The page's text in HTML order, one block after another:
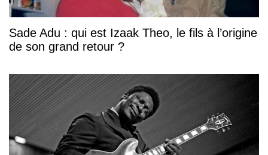
Sade Adu : qui est Izaak Theo, le fils à l’origine
de son grand retour ?